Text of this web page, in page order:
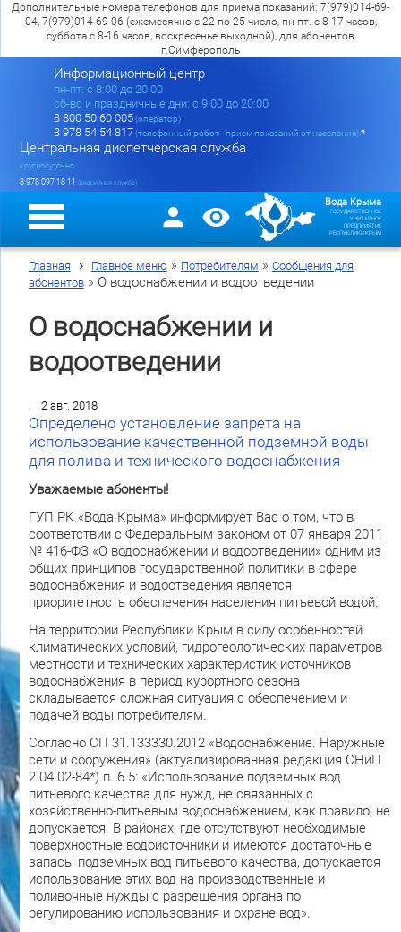
Дополнительные номера телефонов для приема показаний: 7(979)014-69-
04, 7(979)014-69-06 (ежемесячно с 22 по 25 число, пн-пт. с 8-17 часов,
суббота с 8-16 часов, воскресенье выходной), для абонентов
г.Симферополь
Информационный центр
пн-пт: c 8:00 до 20:00
сб-вс и праздничные дни: с 9:00 до 20:00
8 800 50 60 005(оператор)
8 978 54 54 817(телефонный робот - прием показаний от населения)?
Центральная диспетчерская служба
круглосуточно
8 978 097 18 11 (аварийная служба)
Вода Крыма
ГОСУДАРСТВЕННОЕ
УНИТАРНОЕ
ПРЕДПРИЯТИЕ
РЕСПУБЛИКИ КРЫМ
Главная Главное меню » Потребителям » Сообщения для
абонентов» О водоснабжении и водоотведении
О водоснабжении и
водоотведении
2 авг. 2018
Определено установление запрета на
использование качественной подземной воды
для полива и технического водоснабжения
Уважаемые абоненты!
ГУП РК «Вода Крыма» информирует Вас о том, что в
соответствии с Федеральным законом от 07 января 2011
№ 416-ФЗ «О водоснабжении и водоотведении» одним из
общих принципов государственной политики в сфере
водоснабжения и водоотведения является
приоритетность обеспечения населения питьевой водой.
На территории Республики Крым в силу особенностей
климатических условий, гидрогеологических параметров
местности и технических характеристик источников
водоснабжения в период курортного сезона
складывается сложная ситуация с обеспечением и
подачей воды потребителям.
Согласно СП 31.133330.2012 «Водоснабжение. Наружные
сети и сооружения» (актуализированная редакция СНиП
2.04.02-84*) п. 6.5: «Использование подземных вод
питьевого качества для нужд, не связанных с
хозяйственно-питьевым водоснабжением, как правило, не
допускается. В районах, где отсутствуют необходимые
поверхностные водоисточники и имеются достаточные
запасы подземных вод питьевого качества, допускается
использование этих вод на производственные и
поливочные нужды с разрешения органа по
регулированию использования и охране вод».